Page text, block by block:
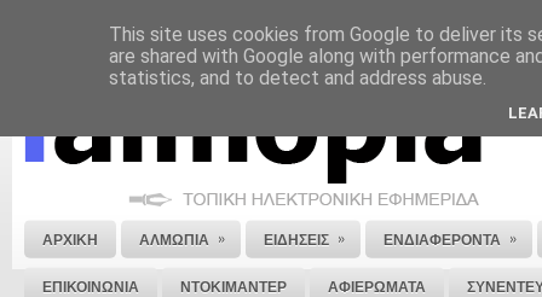
ΝΟΜΙΚΗ ΣΗΜΕΙΩΣΗ ΔΙΑΦΗΜΙΣΗ ΕΠΙΚΟΙΝΩΝΙΑ ΣΤΕΙΛΕ ΜΑΣ
ΑΡΧΙΚΗ ΑΛΜΩΠΙΑ » ΕΙΔΗΣΕΙΣ » ΕΝΔΙΑΦΕΡΟΝΤΑ »
ΕΠΙΚΟΙΝΩΝΙΑ ΝΤΟΚΙΜΑΝΤΕΡ ΑΦΙΕΡΩΜΑΤΑ
This site uses cookies from Google to deliver its
are shared with Google along with performance
statistics, and to detect and address abuse.